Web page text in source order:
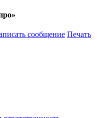
сообщение Печать